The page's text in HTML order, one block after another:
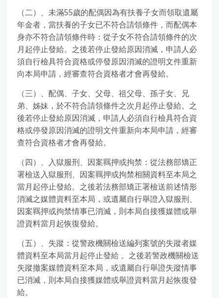
（二）、未滿55歲的配偶因為有扶養子女而領取遺屬
年金者，當扶養的子女已不符合請領條件，而配偶本
身亦不符合請領條件時：從子女不符合請領條件的次
月起停止發給。之後若停止發給原因消滅，申請人必
須自行檢具符合資格或停發原因消滅的證明文件重新
向本局申請，經審查符合資格者才會再發給。
（三）、配偶、子女、父母、祖父母、孫子女、兄
弟、姊妹，於不符合請領條件之次月起停止發給。之
後若停止發給原因消滅，申請人必須自行檢具符合資
格或停發原因消滅的證明文件重新向本局申請，經審
查符合資格者才會再發給。
（四）、入獄服刑、因案羈押或拘禁：從法務部矯正
署檢送入獄服刑、因案羈押或拘禁相關資料至本局之
當月起停止發給。之後若法務部矯正署檢送前述情形
消滅之媒體資料至本局，或遺屬自行舉證入獄服刑、
因案羈押或拘禁情事已消滅，則本局自接獲媒體或舉
證資料當月起恢復發給。
（五）、失蹤：從警政機關檢送編列案號的失蹤者媒
體資料至本局當月起停止發給 。之後若警政機關檢送
失蹤撤案媒體資料至本局，或遺屬自行舉證失蹤情事
已消滅，則本局自接獲媒體或舉證資料當月起恢復發
給。